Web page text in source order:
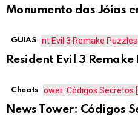
Monumento das Jóias
GUIAS
Resident Evil 3 Remake
Cheats
News Tower: Códigos